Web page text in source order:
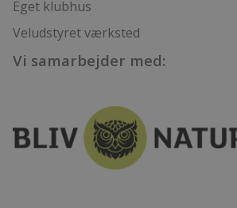
Eget klubhus
Veludstyret værksted
Vi samarbejder med: